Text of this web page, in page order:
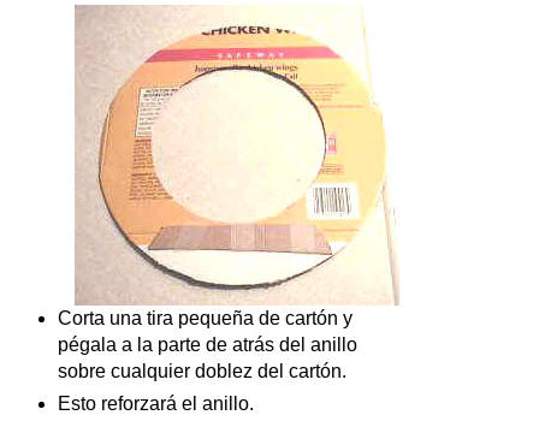
Corta una tira pequeña de cartón y
pégala a la parte de atrás del anillo
sobre cualquier doblez del cartón.
Esto reforzará el anillo.